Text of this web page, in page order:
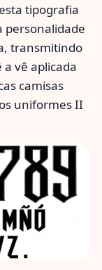
tipografia
personalidade
transmitindo
a vê aplicada
camisas
uniformes II